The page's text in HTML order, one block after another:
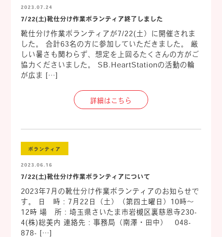
2023.07.24
7/22(土)靴仕分け作業ボランティア終了しました
靴仕分け作業ボランティアが7/22(土）に開催されま
した。 合計63名の方に参加していただきました。 厳
しい暑さも関わらず、想定を上回るたくさんの方がご
協力くださいました。 SB.HeartStationの活動の輪
が広ま […]
詳細はこちら
ボランティア
2023.06.16
7/22(土)靴仕分け作業ボランティアについて
2023年7月の靴仕分け作業ボランティアのお知らせで
す。 日 時：7月22日（土）（第四土曜日）10時～
12時 場 所：埼玉県さいたま市岩槻区裏慈恩寺230-
4(株)総美内 連絡先：事務局（南澤・田中） 048-
878- […]